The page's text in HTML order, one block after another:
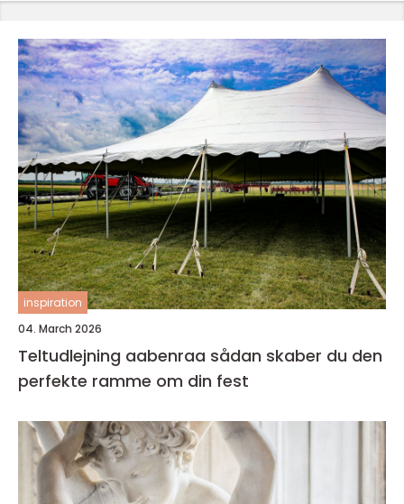
inspiration
04. March 2026
Teltudlejning aabenraa sådan skaber du den
perfekte ramme om din fest